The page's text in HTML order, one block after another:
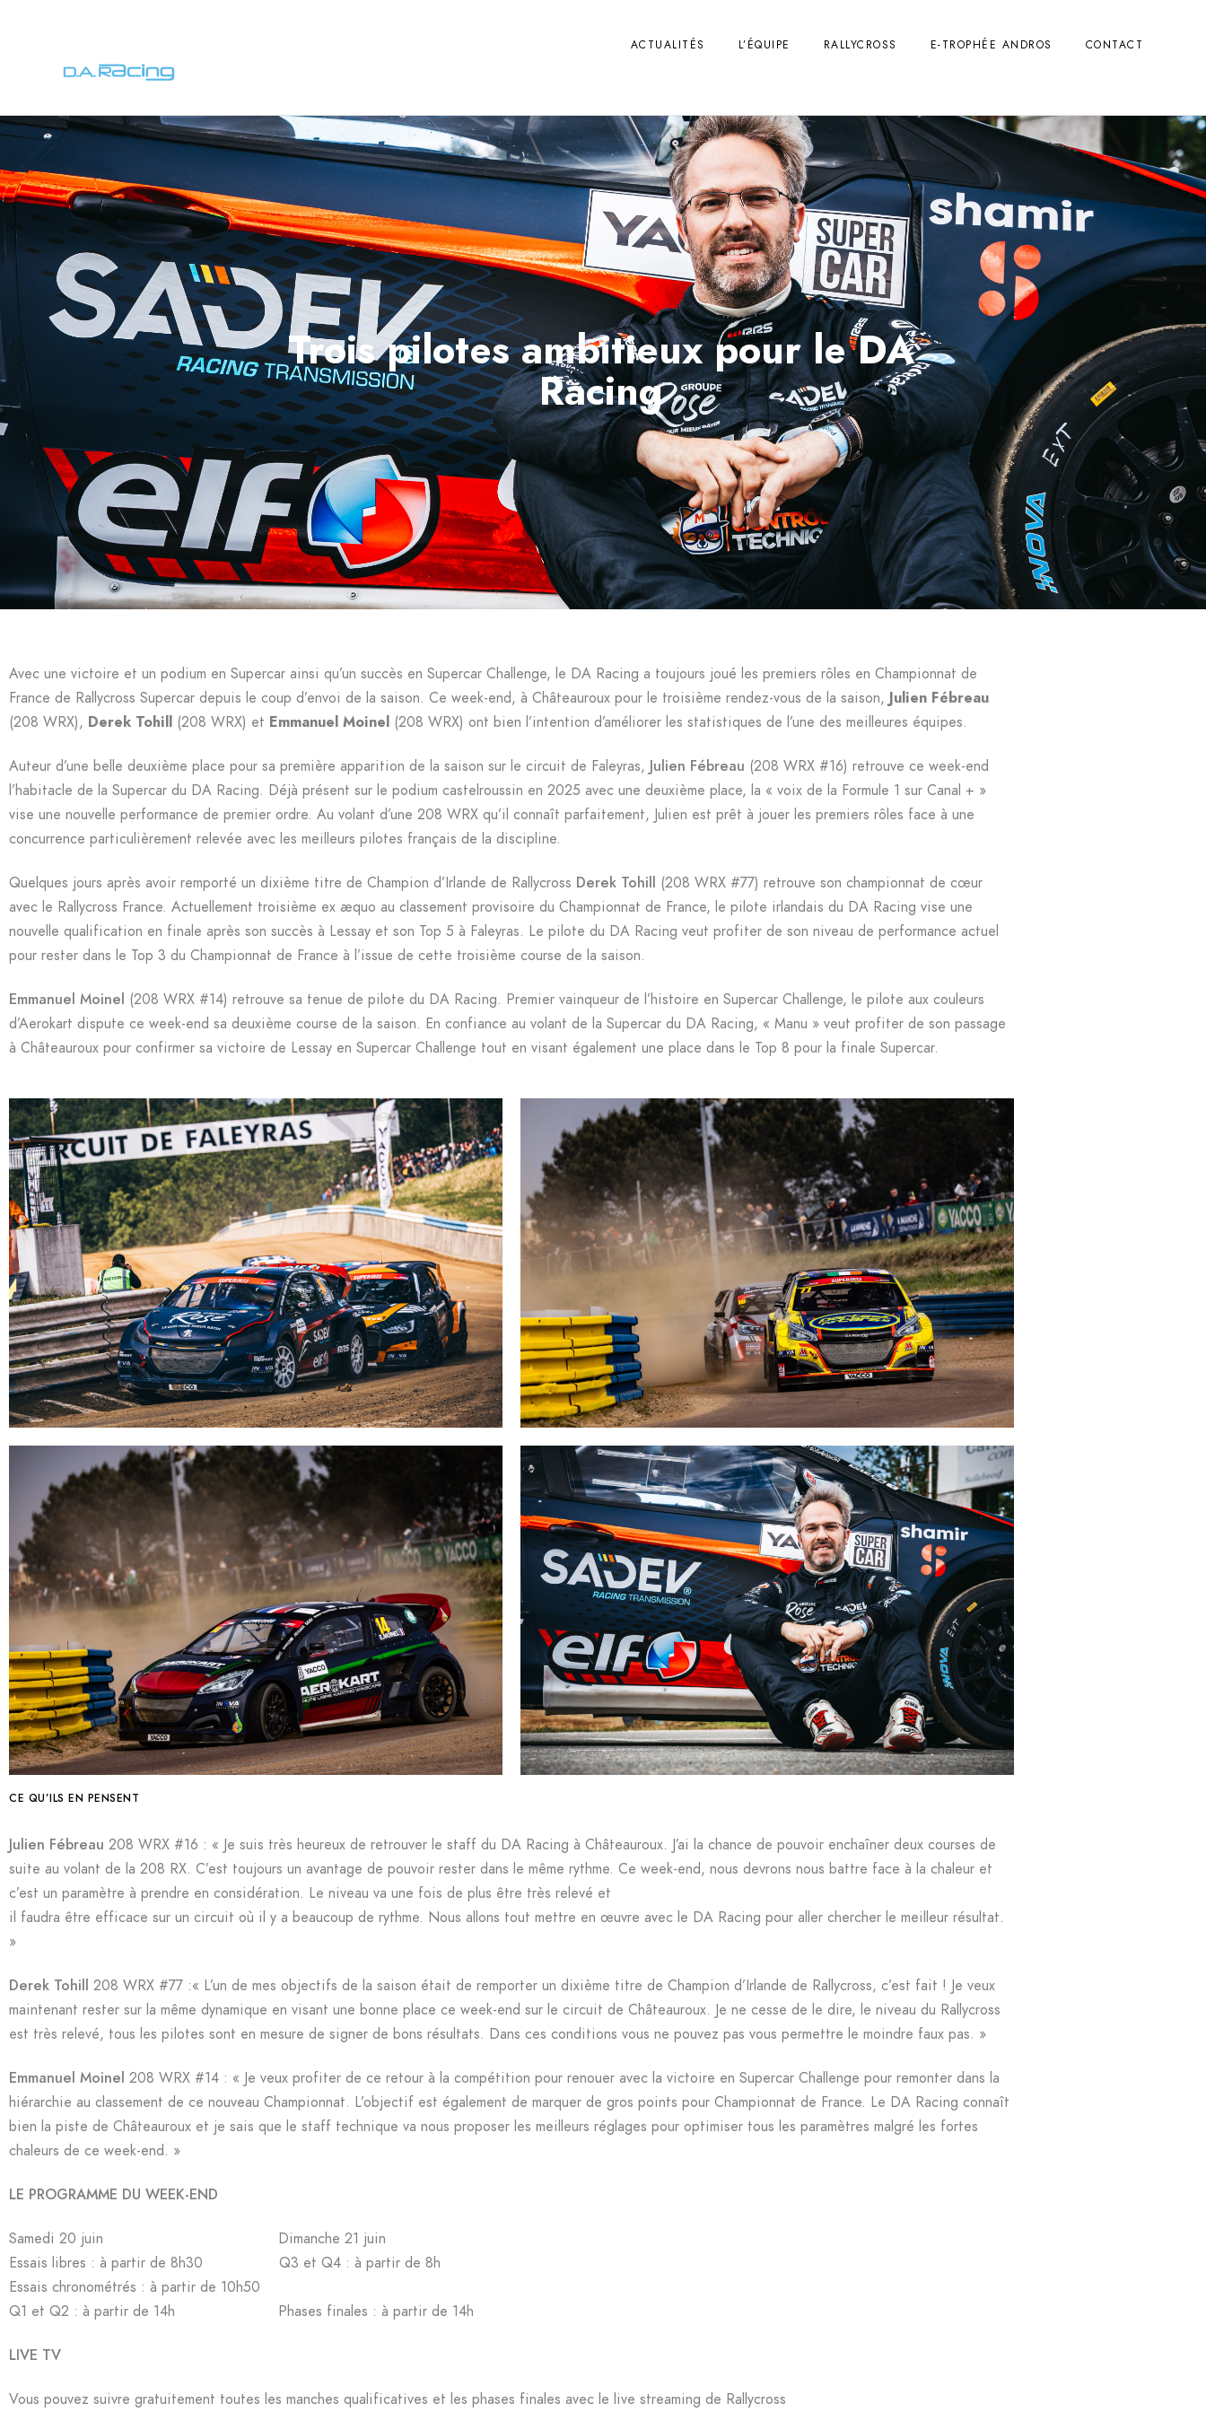
ACTUALITÉS L’ÉQUIPE RALLYCROSS E-TROPHÉE ANDROS CONTACT
Trois pilotes ambitieux pour le DA
Racing
Avec une victoire et un podium en Supercar ainsi qu’un succès en Supercar Challenge, le DA Racing a toujours joué les premiers rôles en Championnat de
France de Rallycross Supercar depuis le coup d’envoi de la saison. Ce week-end, à Châteauroux pour le troisième rendez-vous de la saison, Julien Fébreau
(208 WRX), Derek Tohill (208 WRX) et Emmanuel Moinel (208 WRX) ont bien l’intention d’améliorer les statistiques de l’une des meilleures équipes.
Auteur d’une belle deuxième place pour sa première apparition de la saison sur le circuit de Faleyras, Julien Fébreau (208 WRX #16) retrouve ce week-end
l’habitacle de la Supercar du DA Racing. Déjà présent sur le podium castelroussin en 2025 avec une deuxième place, la « voix de la Formule 1 sur Canal + »
vise une nouvelle performance de premier ordre. Au volant d’une 208 WRX qu’il connaît parfaitement, Julien est prêt à jouer les premiers rôles face à une
concurrence particulièrement relevée avec les meilleurs pilotes français de la discipline.
Quelques jours après avoir remporté un dixième titre de Champion d’Irlande de Rallycross Derek Tohill (208 WRX #77) retrouve son championnat de cœur
avec le Rallycross France. Actuellement troisième ex æquo au classement provisoire du Championnat de France, le pilote irlandais du DA Racing vise une
nouvelle qualification en finale après son succès à Lessay et son Top 5 à Faleyras. Le pilote du DA Racing veut profiter de son niveau de performance actuel
pour rester dans le Top 3 du Championnat de France à l’issue de cette troisième course de la saison.
Emmanuel Moinel (208 WRX #14) retrouve sa tenue de pilote du DA Racing. Premier vainqueur de l’histoire en Supercar Challenge, le pilote aux couleurs
d’Aerokart dispute ce week-end sa deuxième course de la saison. En confiance au volant de la Supercar du DA Racing, « Manu » veut profiter de son passage
à Châteauroux pour confirmer sa victoire de Lessay en Supercar Challenge tout en visant également une place dans le Top 8 pour la finale Supercar.
CE QU’ILS EN PENSENT
Julien Fébreau 208 WRX #16 : « Je suis très heureux de retrouver le staff du DA Racing à Châteauroux. J’ai la chance de pouvoir enchaîner deux courses de
suite au volant de la 208 RX. C’est toujours un avantage de pouvoir rester dans le même rythme. Ce week-end, nous devrons nous battre face à la chaleur et
c’est un paramètre à prendre en considération. Le niveau va une fois de plus être très relevé et
il faudra être efficace sur un circuit où il y a beaucoup de rythme. Nous allons tout mettre en œuvre avec le DA Racing pour aller chercher le meilleur résultat.
»
Derek Tohill 208 WRX #77 :« L’un de mes objectifs de la saison était de remporter un dixième titre de Champion d’Irlande de Rallycross, c’est fait ! Je veux
maintenant rester sur la même dynamique en visant une bonne place ce week-end sur le circuit de Châteauroux. Je ne cesse de le dire, le niveau du Rallycross
est très relevé, tous les pilotes sont en mesure de signer de bons résultats. Dans ces conditions vous ne pouvez pas vous permettre le moindre faux pas. »
Emmanuel Moinel 208 WRX #14 : « Je veux profiter de ce retour à la compétition pour renouer avec la victoire en Supercar Challenge pour remonter dans la
hiérarchie au classement de ce nouveau Championnat. L’objectif est également de marquer de gros points pour Championnat de France. Le DA Racing connaît
bien la piste de Châteauroux et je sais que le staff technique va nous proposer les meilleurs réglages pour optimiser tous les paramètres malgré les fortes
chaleurs de ce week-end. »
LE PROGRAMME DU WEEK-END
Samedi 20 juin Dimanche 21 juin
Essais libres : à partir de 8h30 Q3 et Q4 : à partir de 8h
Essais chronométrés : à partir de 10h50
Q1 et Q2 : à partir de 14h Phases finales : à partir de 14h
LIVE TV
Vous pouvez suivre gratuitement toutes les manches qualificatives et les phases finales avec le live streaming de Rallycross